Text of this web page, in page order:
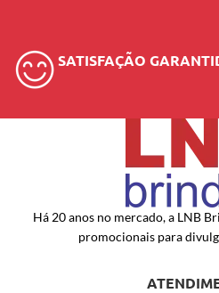
SATISFAÇÃO
Há 20 anos no mercado, a LNB
promocionais para